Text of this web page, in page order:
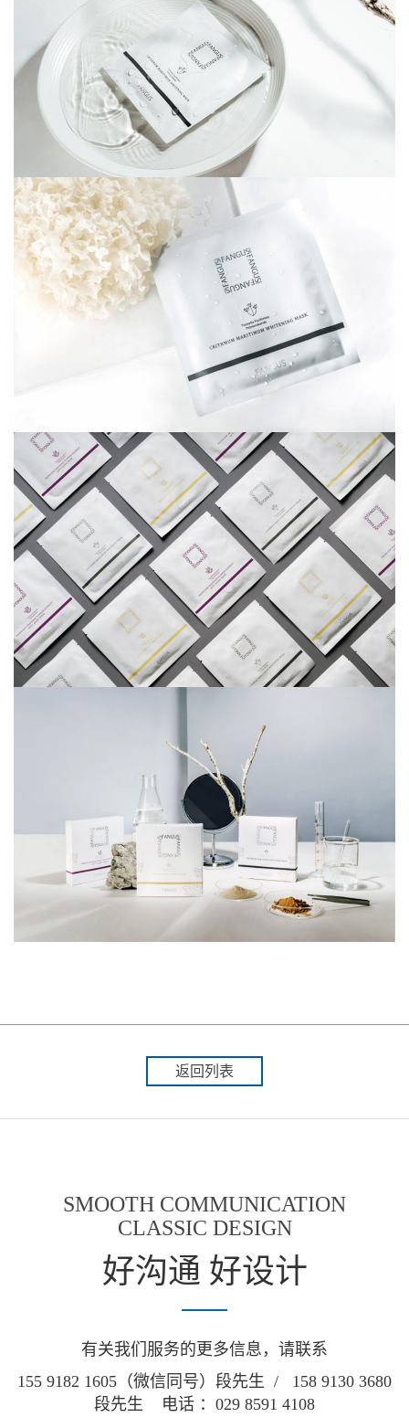
返回列表
SMOOTH COMMUNICATION
CLASSIC DESIGN
好沟通 好设计
有关我们服务的更多信息，请联系
155 9182 1605（微信同号）段先生 / 158 9130 3680
段先生 电话 ：029 8591 4108